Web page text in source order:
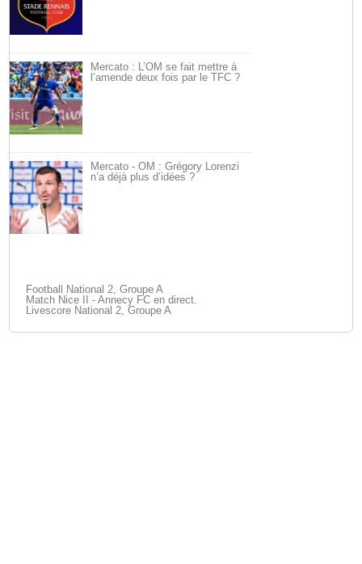
Mercato : L’OM se fait mettre à
l’amende deux fois par le TFC ?
Mercato - OM : Grégory Lorenzi
n’a déjà plus d’idées ?
Football National 2, Groupe A
Match Nice II - Annecy FC en direct.
Livescore National 2, Groupe A